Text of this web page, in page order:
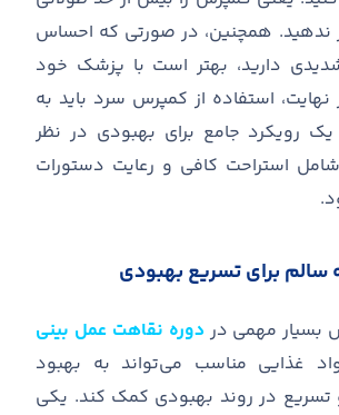
ندهید. همچنین، در صورتی که احساس
شدیدی دارید، بهتر است با پزشک خود
نهایت، استفاده از کمپرس سرد باید به
رویکرد جامع برای بهبودی در نظر
استراحت کافی و رعایت دستورات
.
سالم برای تسریع بهبودی
بسیار مهمی دردوره نقاهت عمل بینی
غذایی مناسب میتواند به بهبود
تسریع در روند بهبودی کمک کند. یکی